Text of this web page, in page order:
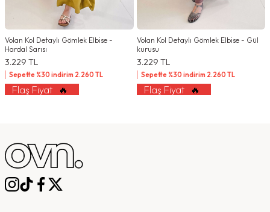
Volan Kol Detaylı Gömlek Elbise -
Hardal Sarısı
3.229 TL
Sepette %30 indirim 2.260TL
Flaş Fiyat 🔥
Volan Kol Detaylı Gömlek Elbise - Gül
kurusu
3.229 TL
Sepette %30 indirim 2.260TL
Flaş Fiyat 🔥